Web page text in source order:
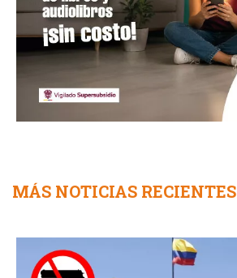
MÁS NOTICIAS RECIENTES